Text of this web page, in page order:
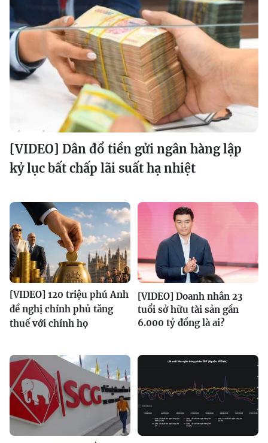
[VIDEO] Dân đổ tiền gửi ngân hàng lập
kỷ lục bất chấp lãi suất hạ nhiệt
[VIDEO] 120 triệu phú Anh
đề nghị chính phủ tăng
thuế với chính họ
[VIDEO] Doanh nhân 23
tuổi sở hữu tài sản gần
6.000 tỷ đồng là ai?